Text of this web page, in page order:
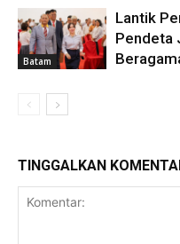
Batam
Lantik
Pendeta
TINGGALKAN